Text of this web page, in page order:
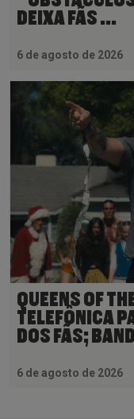
DEIXA FÃS ...
6 de agosto de 2026
QUEENS OF
TELEFÔNICA
DOS FÃS;
6 de agosto de 2026